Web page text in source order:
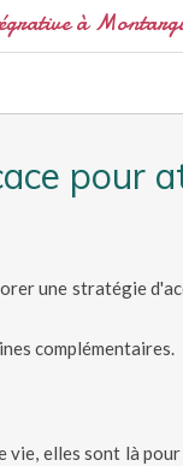
à
pour
une stratégie
complémentaires.
vie, elles sont là